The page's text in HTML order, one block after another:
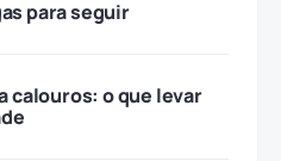
para seguir
calouros: o que levar